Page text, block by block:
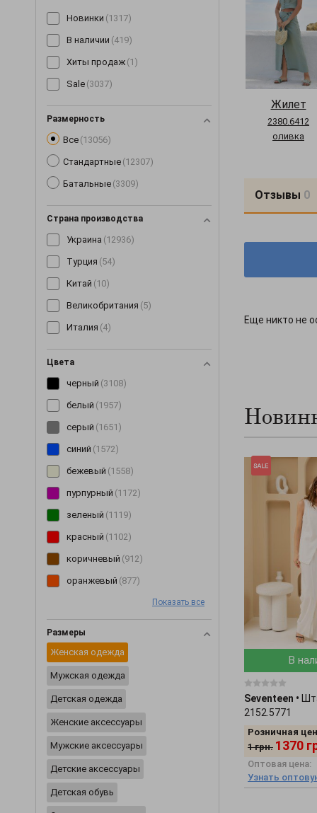
Комбинезоны
Комплекты
Корсеты(63)
Костюмы(1489)
Косынки и банданы(16)
Маски
Митенки(4)
Накидки (15)
Нижнее белье
Очки(9)
Пальто (198)
Парки(19)
Перчатки(2)
Пиджаки (233)
Пижамы(62)
Пинетки (8)
Плащи(6)
Пледы(29)
(354)
(202)
Свитеры(229)
Новинки (1317)
В наличии (419)
Хиты продаж (1)
Sale (3037)
Размерность
Все (13056)
Стандартные (12307)
Батальные (3309)
Страна производства
Украина (12936)
Турция (54)
Китай (10)
Великобритания (5)
Италия (4)
Цвета
черный (3108)
белый (1957)
серый (1651)
синий (1572)
бежевый (1558)
пурпурный (1172)
зеленый (1119)
красный (1102)
коричневый (912)
оранжевый (877)
Показать все
Размеры
Женская одежда
Мужская одежда
Детская одежда
Женские аксессуары
Мужские аксессуары
Детские аксессуары
Детская обувь
Жилет
2380.6412
оливка
Отзывы 0
Еще никто не
В
Seventeen •
2152.5771
Розничная
1 грн. 1370
Оптовая цена:
Узнать